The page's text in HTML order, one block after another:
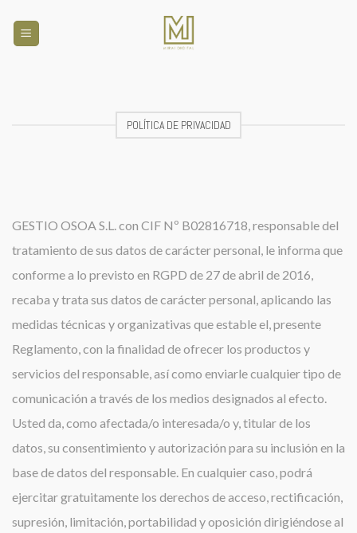
content
POLÍTICA DE PRIVACIDAD
GESTIO OSOA S.L. con CIF Nº B02816718, responsable del
tratamiento de sus datos de carácter personal, le informa que
conforme a lo previsto en RGPD de 27 de abril de 2016,
recaba y trata sus datos de carácter personal, aplicando las
medidas técnicas y organizativas que estable el, presente
Reglamento, con la finalidad de ofrecer los productos y
servicios del responsable, así como enviarle cualquier tipo de
comunicación a través de los medios designados al efecto.
Usted da, como afectada/o interesada/o y, titular de los
datos, su consentimiento y autorización para su inclusión en la
base de datos del responsable. En cualquier caso, podrá
ejercitar gratuitamente los derechos de acceso, rectificación,
supresión, limitación, portabilidad y oposición dirigiéndose al